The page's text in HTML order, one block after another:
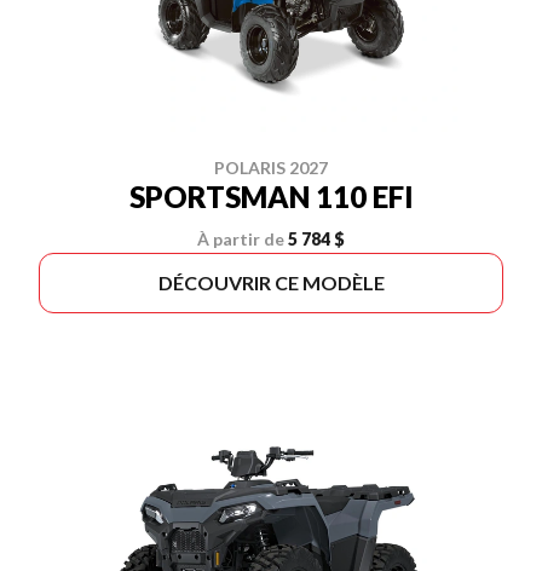
POLARIS 2027
SPORTSMAN 110 EFI
À partir de5 784 $
DÉCOUVRIR CE MODÈLE